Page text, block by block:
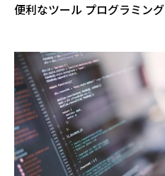
便利なツール プログラミング